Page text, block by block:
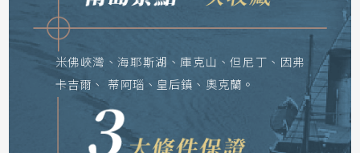
米佛峽灣、海耶斯湖、庫克山、但尼丁、因弗
卡吉爾、
蒂阿瑙、皇后鎮、奧克蘭。